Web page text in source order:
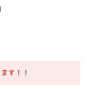
す！！